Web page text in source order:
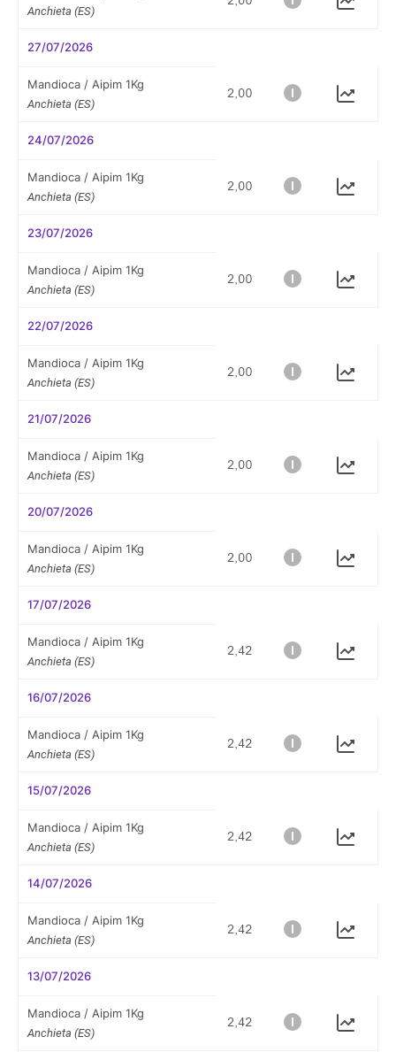
Anchieta (ES)
27/07/2026
Mandioca / Aipim 1Kg
Anchieta (ES)
24/07/2026
Mandioca / Aipim 1Kg
Anchieta (ES)
23/07/2026
Mandioca / Aipim 1Kg
Anchieta (ES)
22/07/2026
Mandioca / Aipim 1Kg
Anchieta (ES)
21/07/2026
Mandioca / Aipim 1Kg
Anchieta (ES)
20/07/2026
Mandioca / Aipim 1Kg
Anchieta (ES)
17/07/2026
Mandioca / Aipim 1Kg
Anchieta (ES)
16/07/2026
Mandioca / Aipim 1Kg
Anchieta (ES)
15/07/2026
Mandioca / Aipim 1Kg
Anchieta (ES)
14/07/2026
Mandioca / Aipim 1Kg
Anchieta (ES)
13/07/2026
Mandioca / Aipim 1Kg
Anchieta (ES)